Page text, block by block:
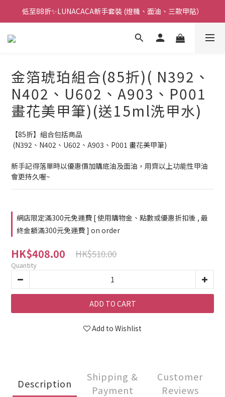
🌟指甲油新手入門優惠🌟低至85折
低至88折✨LUNACACA新手套裝 (燈機、面油、三款甲貼）
🌟指甲油新手入門優惠🌟低至85折
金箔琥珀組合(85折)( N392、
N402、U602、A903、P001
畫花美甲筆)(送15ml洗甲水)
【85折】組合包括商品
(N392、N402、U602、A903、P001 畫花美甲筆)
新手記得落單時以優惠價加購底油及面油，用齊以上功能性甲油
會更持久喔~
網店限定滿300元免運費 [ 使用購物金、點數或優惠折扣後 , 最
終金額滿300元免運費 ] on order
HK$408.00 HK$510.00
Quantity
ADD TO CART
Add to Wishlist
Description
Shipping &
Payment
Customer
Reviews